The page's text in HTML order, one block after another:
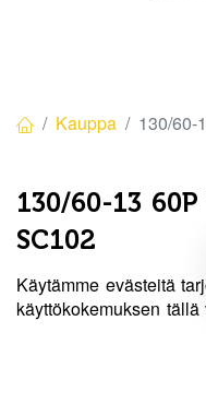
Hinta:
Kauppa 130/60-
130/60-13
SC102
Tuotekoodi: 8451468
50,00€ / kpl
Käytämme evästeitä
käyttökokemuksen